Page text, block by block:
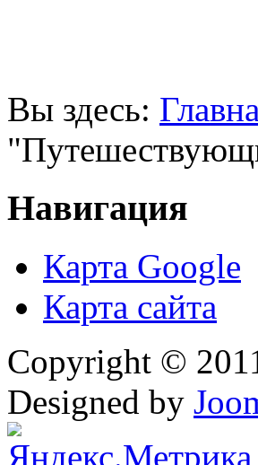
Вы здесь:
Навигация
Карта Google
Карта сайта
Copyright ©
Designed by